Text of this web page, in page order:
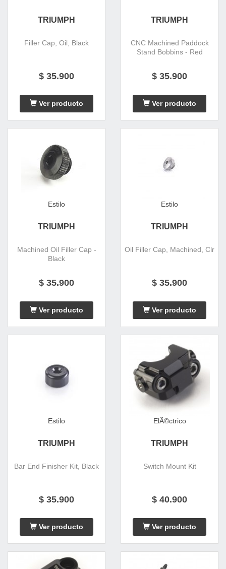
TRIUMPH
Filler Cap, Oil, Black
$ 35.900
Ver producto
TRIUMPH
CNC Machined Paddock
Stand Bobbins - Red
$ 35.900
Ver producto
Estilo
TRIUMPH
Machined Oil Filler Cap -
Black
$ 35.900
Ver producto
Estilo
TRIUMPH
Oil Filler Cap, Machined, Clr
$ 35.900
Ver producto
Estilo
TRIUMPH
Bar End Finisher Kit, Black
$ 35.900
Ver producto
ElÃ©ctrico
TRIUMPH
Switch Mount Kit
$ 40.900
Ver producto